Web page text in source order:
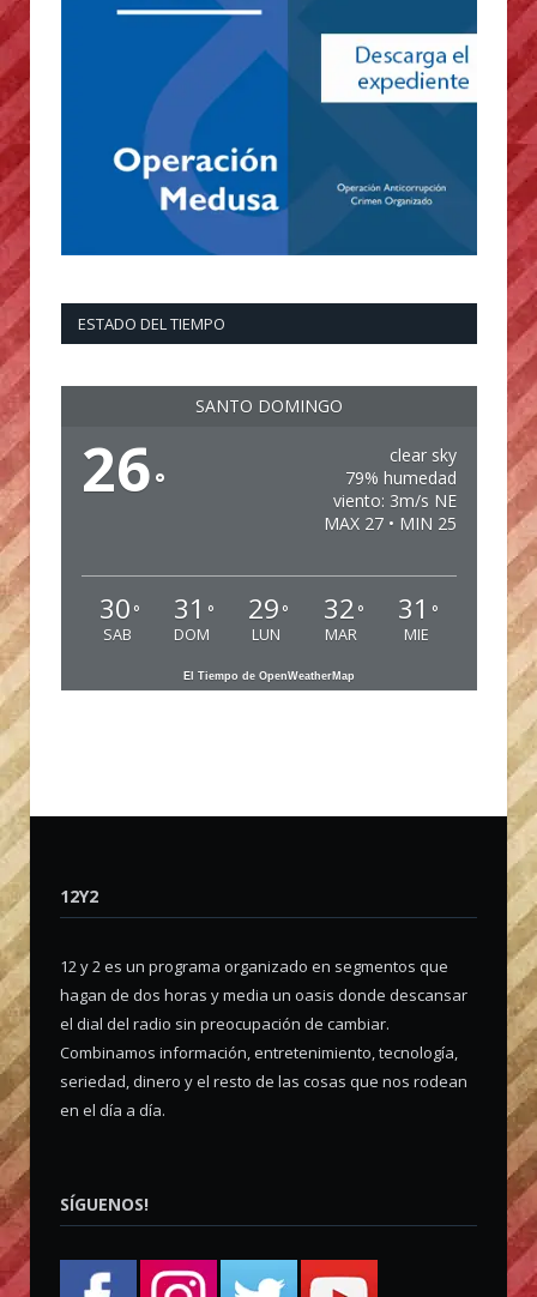
ESTADO DEL TIEMPO
SANTO DOMINGO
26°
clear sky
79% humedad
viento: 3m/s NE
MAX 27 • MIN 25
30 °
SAB
31 °
DOM
29 °
LUN
32 °
MAR
31 °
MIE
El Tiempo de OpenWeatherMap
12Y2
12 y 2 es un programa organizado en segmentos que
hagan de dos horas y media un oasis donde descansar
el dial del radio sin preocupación de cambiar.
Combinamos información, entretenimiento, tecnología,
seriedad, dinero y el resto de las cosas que nos rodean
en el día a día.
SÍGUENOS!